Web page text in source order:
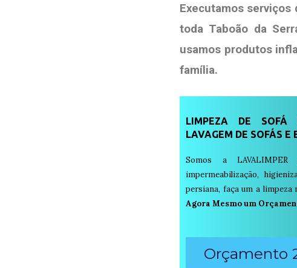
Executamos serviços
toda Taboão da
usamos produtos
família.
LIMPEZA DE SOFÁ
LAVAGEM DE SOFÁS E
Somos a
impermeabilização,
persiana, faça um a limpeza
Agora Mesmo um
Orçamento